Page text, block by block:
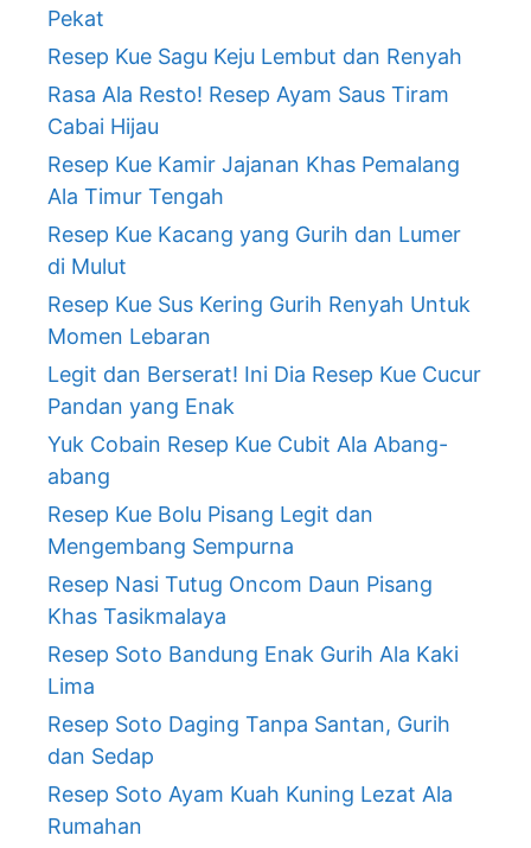
Pekat
Resep Kue Sagu Keju Lembut dan Renyah
Rasa Ala Resto! Resep Ayam Saus Tiram
Cabai Hijau
Resep Kue Kamir Jajanan Khas Pemalang
Ala Timur Tengah
Resep Kue Kacang yang Gurih dan Lumer
di Mulut
Resep Kue Sus Kering Gurih Renyah Untuk
Momen Lebaran
Legit dan Berserat! Ini Dia Resep Kue Cucur
Pandan yang Enak
Yuk Cobain Resep Kue Cubit Ala Abang-
abang
Resep Kue Bolu Pisang Legit dan
Mengembang Sempurna
Resep Nasi Tutug Oncom Daun Pisang
Khas Tasikmalaya
Resep Soto Bandung Enak Gurih Ala Kaki
Lima
Resep Soto Daging Tanpa Santan, Gurih
dan Sedap
Resep Soto Ayam Kuah Kuning Lezat Ala
Rumahan